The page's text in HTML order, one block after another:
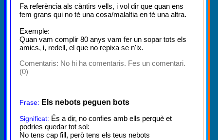
Fa referència als càntirs vells, i vol dir que quan ens
fem grans qui no té una cosa/malaltia en té una altra.
Exemple:
Quan vam complir 80 anys vam fer un sopar tots els
amics, i, redell, el que no repixa se n'ix.
Comentaris: No hi ha comentaris. Fes un comentari.
(0)
Frase: Els nebots peguen bots
Significat: És a dir, no confies amb ells perquè et
podries quedar tot sol:
No tens cap fill, però tens els teus nebots